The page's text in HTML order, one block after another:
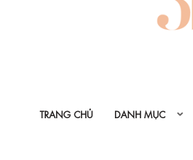
TRANG CHỦ DANH MỤC